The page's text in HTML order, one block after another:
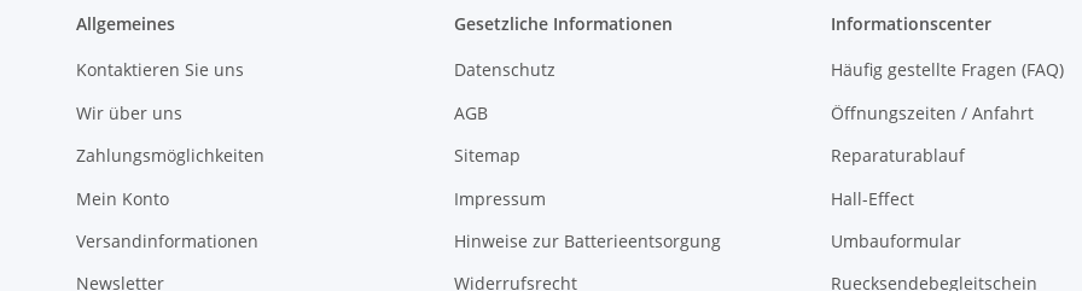
Allgemeines
Kontaktieren Sie uns
Wir über uns
Zahlungsmöglichkeiten
Mein Konto
Versandinformationen
Newsletter
Gesetzliche Informationen
Datenschutz
AGB
Sitemap
Impressum
Hinweise zur Batterieentsorgung
Widerrufsrecht
Informationscenter
Häufig gestellte Fragen (FAQ)
Öffnungszeiten / Anfahrt
Reparaturablauf
Hall-Effect
Umbauformular
Ruecksendebegleitschein